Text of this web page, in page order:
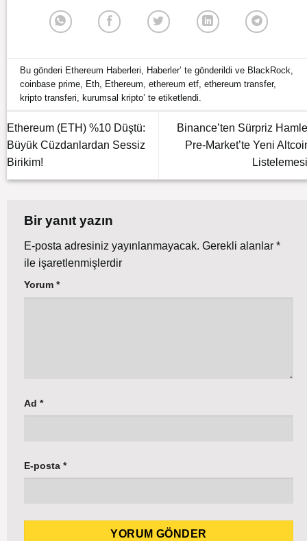
Bu gönderi Ethereum Haberleri Haberler’ te gönderildi ve BlackRock
coinbase prime Eth Ethereum ,ethereum etf ,ethereum transfer,
kripto transferi ,kurumsal kripto’ te etiketlendi.
Ethereum (ETH) %10 Düştü:
Büyük Cüzdanlardan Sessiz
Birikim!
Binance’ten Sürpriz
Pre-Market’te Yeni
Bir yanıt yazın
E-posta adresiniz yayınlanmayacak. Gerekli alanlar *
ile işaretlenmişlerdir
Yorum *
Ad *
E-posta *